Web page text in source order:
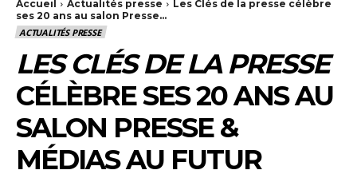
Accueil Actualités presse
Les Clés de la presse célèbre
ses 20 ans au salon Presse...
ACTUALITÉS PRESSE
LES CLÉS DE LA PRESSE
CÉLÈBRE SES 20 ANS AU
SALON PRESSE &
MÉDIAS AU FUTUR